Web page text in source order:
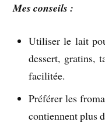
Mes conseils :
Utiliser le lait
dessert, gratins,
facilitée.
Préférer les
contiennent plus